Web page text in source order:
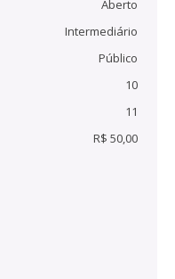
Aberto
Intermediário
Público
10
11
R$ 50,00